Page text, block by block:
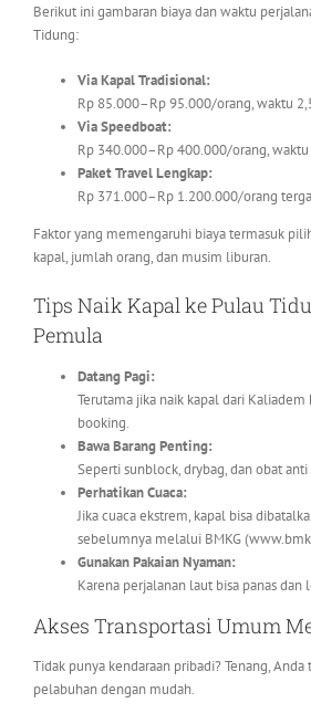
Berikut ini gambaran biaya dan waktu
Tidung:
Via Kapal Tradisional:
Rp 85.000–Rp 95.000/orang, waktu
Via Speedboat:
Rp 340.000–Rp 400.000/orang,
Paket Travel Lengkap:
Rp 371.000–Rp 1.200.000/orang
Faktor yang memengaruhi biaya termasuk
kapal, jumlah orang, dan musim liburan.
Tips Naik Kapal ke Pulau
Pemula
Datang Pagi:
Terutama jika naik kapal dari Kaliadem
booking.
Bawa Barang Penting:
Seperti sunblock, drybag, dan obat
Perhatikan Cuaca:
Jika cuaca ekstrem, kapal bisa
sebelumnya melalui BMKG
Gunakan Pakaian Nyaman:
Karena perjalanan laut bisa panas dan
Akses Transportasi Umum
Tidak punya kendaraan pribadi? Tenang,
pelabuhan dengan mudah.